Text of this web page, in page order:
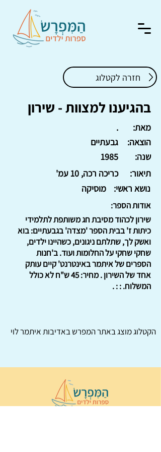
חזרה לקטלוג
בהגיענו למצוות - שירון
.
מאת:
גבעתיים
הוצאה:
1985
שנה:
כריכה רכה, 10 עמ'
תיאור:
מוסיקה
נושא ראשי:
אודות הספר:
שירון לכהוד מסיבת חג משותפת לתלמידי
כיתות ז' בבית הספר 'מצדה' בגבעתיים: בוא
ואשק לך, שתלתם ניגונים, כשהיינו ילדים,
שחקי שחקי על החלומות ועוד. ב'חנות
הספרים של איתמר באינטרנט' קיים עותק
אחד של השירון . מחיר: 45 ש"ח לא כולל
המשלוח. : : .
הקטלוג מוצג באתרהמפרשבאדיבות איתמר לוי